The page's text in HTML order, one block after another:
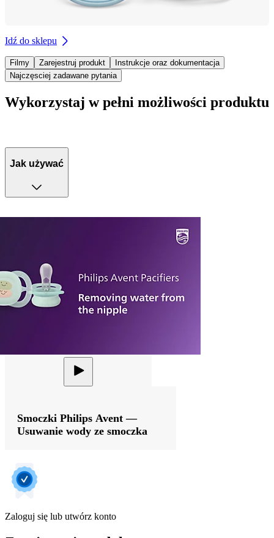
Idź do sklepu
Filmy Zarejestruj produkt
Instrukcje oraz dokumentacja
Najczęsciej zadawane pytania
Wykorzystaj w pełni możliwości produktu
Jak używać
Smoczki Philips Avent —
Usuwanie wody ze smoczka
Zaloguj się lub utwórz konto